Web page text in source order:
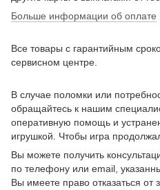
Больше информации об оплате
Все товары с гарантийным
сервисном центре.
В случае поломки или
обращайтесь к нашим
оперативную помощь и
игрушкой. Чтобы игра
Вы можете получить
по телефону или email,
Вы имеете право отказаться от